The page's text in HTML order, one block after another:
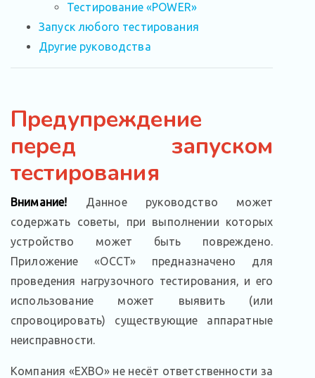
Тестирование «POWER»
Запуск любого тестирования
Другие руководства
Предупреждение
перед запуском
тестирования
Внимание! Данное руководство может
содержать советы, при выполнении которых
устройство может быть повреждено.
Приложение «OCCT» предназначено для
проведения нагрузочного тестирования, и его
использование может выявить (или
спровоцировать) существующие аппаратные
неисправности.
Компания «EXBO» не несёт ответственности за